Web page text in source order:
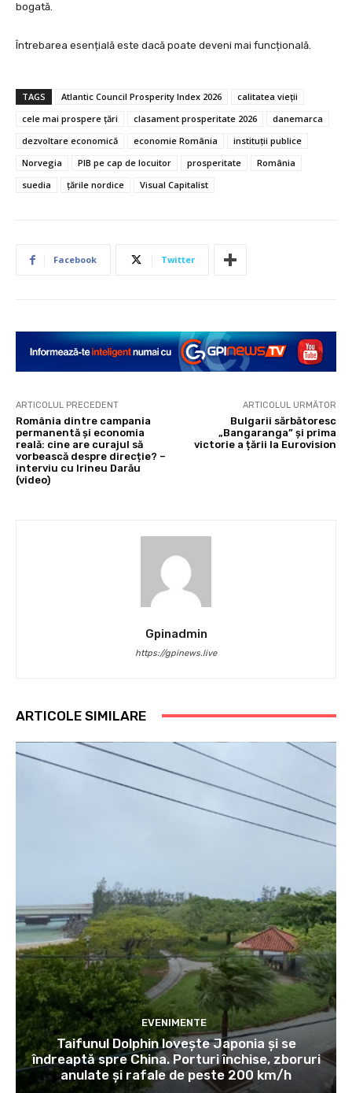
bogată.
Întrebarea esențială este dacă poate deveni mai funcțională.
TAGS Atlantic Council Prosperity Index 2026
calitatea vieții
cele mai prospere țări
clasament prosperitate 2026
danemarca
dezvoltare economică
economie România
instituții publice
Norvegia
PIB pe cap de locuitor prosperitate
România
suedia
țările nordice Visual Capitalist
Facebook Twitter
ARTICOLUL PRECEDENT
România dintre campania
permanentă și economia
reală: cine are curajul să
vorbească despre direcție? –
interviu cu Irineu Darău
(video)
ARTICOLUL URMĂTOR
Bulgarii sărbătoresc
„Bangaranga” și prima
victorie a țării la Eurovision
Gpinadmin
https://gpinews.live
ARTICOLE SIMILARE
EVENIMENTE
Taifunul Dolphin lovește Japonia și se
îndreaptă spre China. Porturi închise, zboruri
anulate și rafale de peste 200 km/h